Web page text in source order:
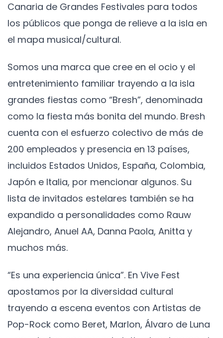
Canaria de Grandes Festivales para todos
los públicos que ponga de relieve a la isla en
el mapa musical/cultural.
Somos una marca que cree en el ocio y el
entretenimiento familiar trayendo a la isla
grandes fiestas como “Bresh”, denominada
como la fiesta más bonita del mundo. Bresh
cuenta con el esfuerzo colectivo de más de
200 empleados y presencia en 13 países,
incluidos Estados Unidos, España, Colombia,
Japón e Italia, por mencionar algunos. Su
lista de invitados estelares también se ha
expandido a personalidades como Rauw
Alejandro, Anuel AA, Danna Paola, Anitta y
muchos más.
“Es una experiencia única”. En Vive Fest
apostamos por la diversidad cultural
trayendo a escena eventos con Artistas de
Pop-Rock como Beret, Marlon, Álvaro de Luna